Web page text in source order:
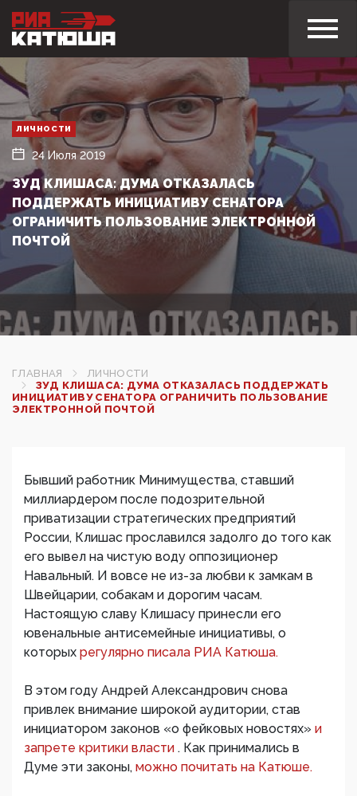
ЛИЧНОСТИ
24 Июля 2019
ЗУД КЛИШАСА: ДУМА ОТКАЗАЛАСЬ
ПОДДЕРЖАТЬ ИНИЦИАТИВУ СЕНАТОРА
ОГРАНИЧИТЬ ПОЛЬЗОВАНИЕ ЭЛЕКТРОННОЙ
ПОЧТОЙ
ГЛАВНАЯ
ЛИЧНОСТИ
ЗУД КЛИШАСА: ДУМА ОТКАЗАЛАСЬ ПОДДЕРЖАТЬ
ИНИЦИАТИВУ СЕНАТОРА ОГРАНИЧИТЬ ПОЛЬЗОВАНИЕ
ЭЛЕКТРОННОЙ ПОЧТОЙ
Бывший работник Минимущества, ставший
миллиардером после подозрительной
приватизации стратегических предприятий
России, Клишас прославился задолго до того как
его вывел на чистую воду оппозиционер
Навальный. И вовсе не из-за любви к замкам в
Швейцарии, собакам и дорогим часам.
Настоящую славу Клишасу принесли его
ювенальные антисемейные инициативы, о
которых регулярно писала РИА Катюша.
В этом году Андрей Александрович снова
привлек внимание широкой аудитории, став
инициатором законов «о фейковых новостях» и
запрете критики власти . Как принимались в
Думе эти законы, можно почитать на Катюше.